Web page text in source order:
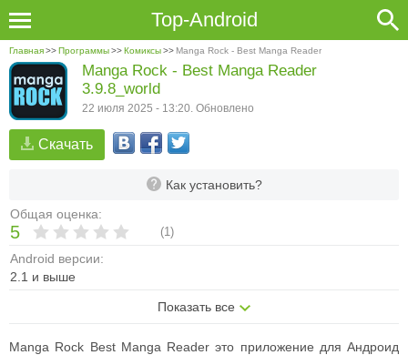
Top-Android
Главная>>Программы>>Комиксы>> Manga Rock - Best Manga Reader
Скачать
Как установить?
Общая оценка:
5 (1)
Android версии:
2.1 и выше
Показать все
Manga Rock - Best Manga Reader
3.9.8_world
22 июля 2025 - 13:20. Обновлено
Manga Rock Best Manga Reader это приложение для Андроид